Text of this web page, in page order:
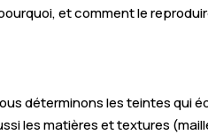
et comment le
déterminons les teintes qui
les matières et textures